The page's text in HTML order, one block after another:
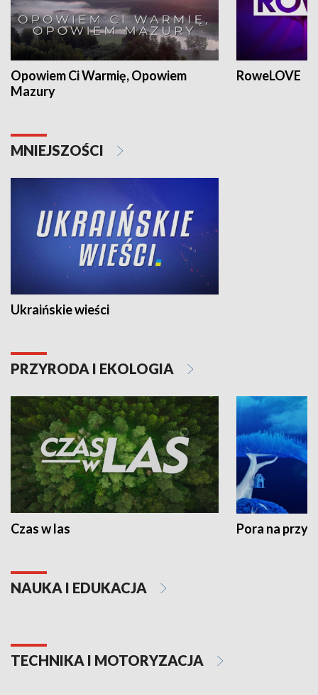
Opowiem Ci Warmię, Opowiem
Mazury
RoweLOVE
MNIEJSZOŚCI
Ukraińskie wieści
PRZYRODA I EKOLOGIA
Czas w las Pora na
NAUKA I EDUKACJA
TECHNIKA I MOTORYZACJA